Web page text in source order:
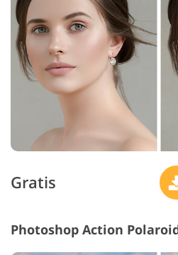
Gratis